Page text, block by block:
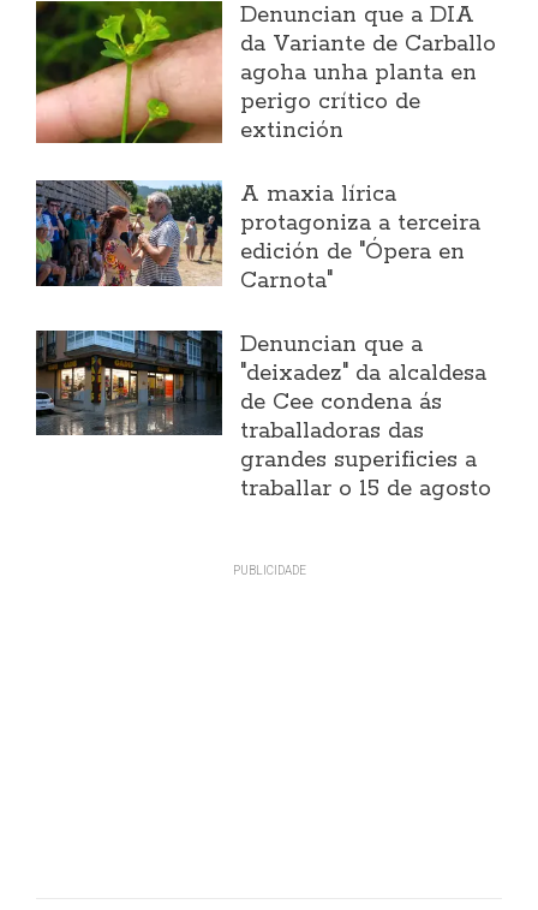
Denuncian que a DIA
da Variante de Carballo
agoha unha planta en
perigo crítico de
extinción
A maxia lírica
protagoniza a terceira
edición de "Ópera en
Carnota"
Denuncian que a
"deixadez" da alcaldesa
de Cee condena ás
traballadoras das
grandes superificies a
traballar o 15 de agosto